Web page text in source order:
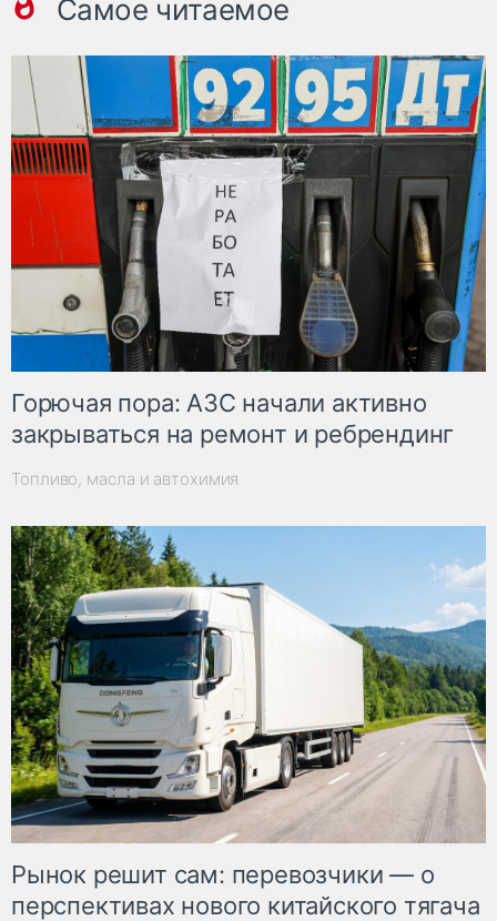
Самое читаемое
Горючая пора: АЗС начали активно
закрываться на ремонт и ребрендинг
Топливо, масла и автохимия
Рынок решит сам: перевозчики — о
перспективах нового китайского тягача